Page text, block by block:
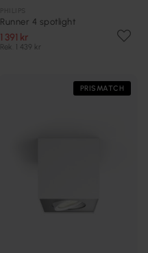
Runner 4 spotlight
1 391 kr
Rek. 1 439 kr
PRISMATCH